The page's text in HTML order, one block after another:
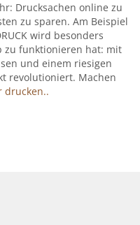
Drucksachen online zu
zu sparen. Am Beispiel
wird besonders
zu funktionieren hat: mit
und einem riesigen
revolutioniert. Machen
drucken..